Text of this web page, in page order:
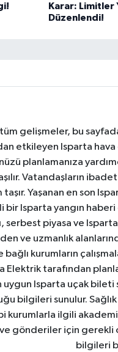
Karar: Limitler
Düzenlendi!
gelişmeler, bu
etkileyen Isparta
planlamanıza
Vatandaşların
Yaşanan en son
Isparta yangın
serbest piyasa ve
ve uzmanlık
bağlı kurumların
Elektrik tarafından
uygun Isparta uçak
bilgileri sunulur.
kurumlarla ilgili
gönderiler için
bilgileri